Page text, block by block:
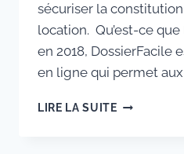
sécuriser la
location. Qu’est-ce
en 2018, DossierFacile
en ligne qui permet
LIRE LA SUITE